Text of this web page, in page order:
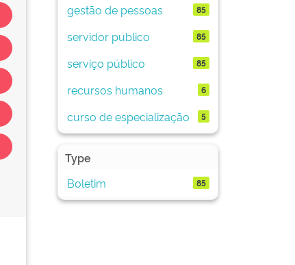
gestão de pessoas 85
servidor publico 85
serviço público 85
recursos humanos 6
curso de especialização 5
Type
Boletim
85